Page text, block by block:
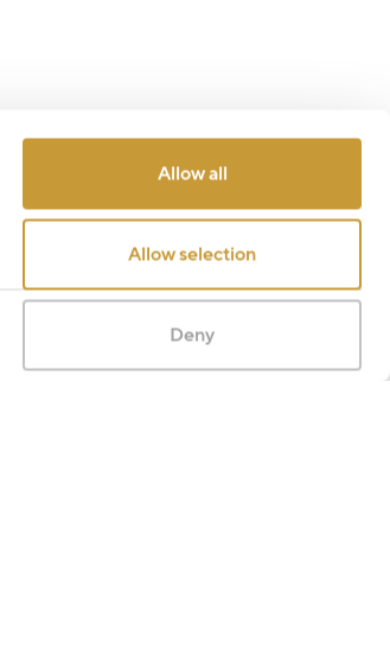
Allow all
Allow selection
Deny